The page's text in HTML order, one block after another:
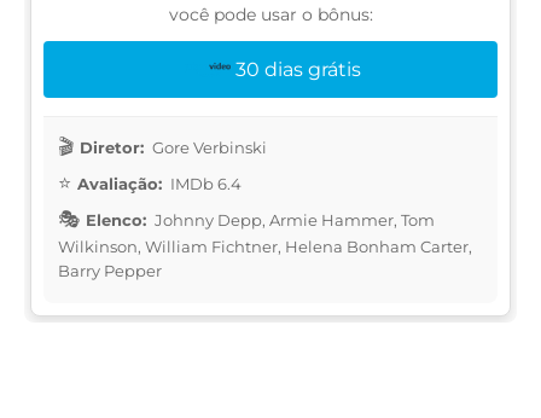
você pode usar o bônus:
30 dias grátis
Diretor: Gore Verbinski
Avaliação: IMDb 6.4
Elenco: Johnny Depp, Armie Hammer, Tom
Wilkinson, William Fichtner, Helena Bonham Carter,
Barry Pepper